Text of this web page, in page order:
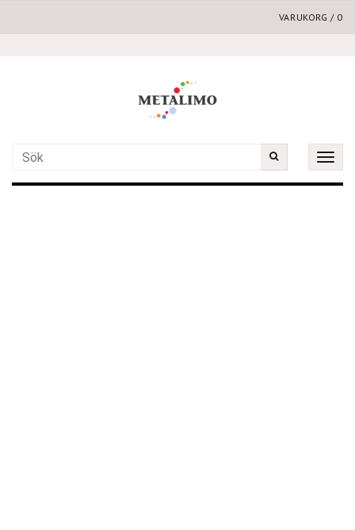
VARUKORG / 0
Toggle